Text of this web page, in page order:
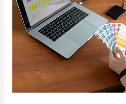
Gunakan
Font
Keren
Website